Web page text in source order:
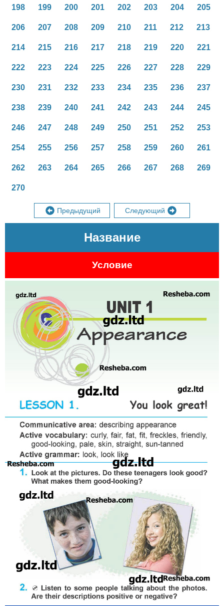
198 199 200 201 202 203 204 205
206 207 208 209 210 211 212 213
214 215 216 217 218 219 220 221
222 223 224 225 226 227 228 229
230 231 232 233 234 235 236 237
238 239 240 241 242 243 244 245
246 247 248 249 250 251 252 253
254 255 256 257 258 259 260 261
262 263 264 265 266 267 268 269
270
Предыдущий Следующий
Название
Условие